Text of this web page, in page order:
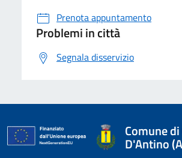
Prenota appuntamento
Problemi in città
Segnala disservizio
Comune
D'Antino